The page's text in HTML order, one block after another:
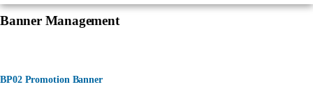
Banner Management
BP02 Promotion Banner